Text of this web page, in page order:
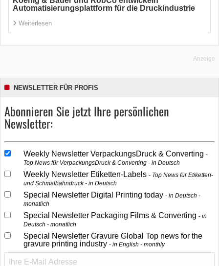
Automatisierungsplattform für die Druckindustrie
Weiterlesen
Anzeige
NEWSLETTER FÜR PROFIS
Abonnieren Sie jetzt Ihre persönlichen
Newsletter:
Weekly Newsletter VerpackungsDruck & Converting
Top News für VerpackungsDruck & Converting - in Deutsch
Weekly Newsletter Etiketten-Labels
Top News für Etiketten-
und Schmalbahndruck - in Deutsch
Special Newsletter Digital Printing today
in Deutsch -
monatlich
Special Newsletter Packaging Films & Converting
in
Deutsch - monatlich
Special Newsletter Gravure Global Top news for the
gravure printing industry
in English - monthly